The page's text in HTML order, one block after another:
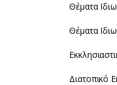
Θέματα
Θέματα
Διατοπικό